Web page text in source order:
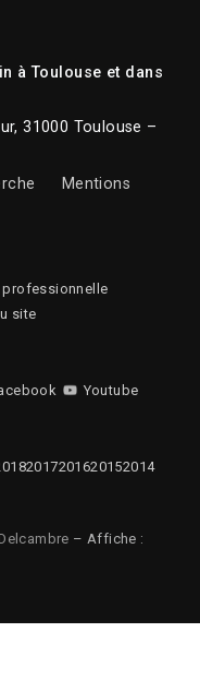
à Toulouse et dans
31000 Toulouse –
Mentions
professionnelle
site
Youtube
2017201620152014
– Affiche :